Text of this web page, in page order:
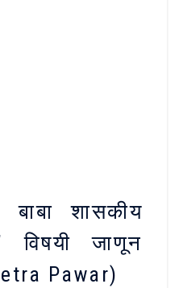
शासकीय
विषयी जाणून
Pawar)